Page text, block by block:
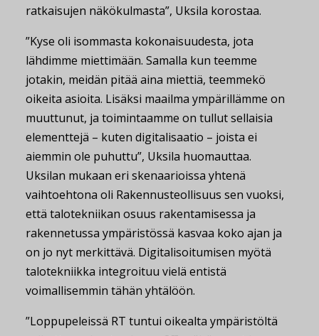
ratkaisujen näkökulmasta”, Uksila korostaa.
”Kyse oli isommasta kokonaisuudesta, jota
lähdimme miettimään. Samalla kun teemme
jotakin, meidän pitää aina miettiä, teemmekö
oikeita asioita. Lisäksi maailma ympärillämme on
muuttunut, ja toimintaamme on tullut sellaisia
elementtejä – kuten digitalisaatio – joista ei
aiemmin ole puhuttu”, Uksila huomauttaa.
Uksilan mukaan eri skenaarioissa yhtenä
vaihtoehtona oli Rakennusteollisuus sen vuoksi,
että talotekniikan osuus rakentamisessa ja
rakennetussa ympäristössä kasvaa koko ajan ja
on jo nyt merkittävä. Digitalisoitumisen myötä
talotekniikka integroituu vielä entistä
voimallisemmin tähän yhtälöön.
”Loppupeleissä RT tuntui oikealta ympäristöltä